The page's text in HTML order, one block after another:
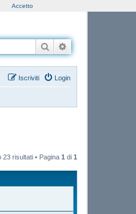
Cerca
Login
Iscriviti
risultati • Pagina 1 di 1
Accetto